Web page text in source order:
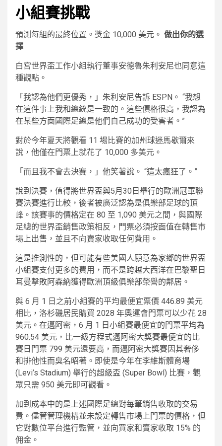
小組賽挑戰
預測每組的最終位置。獎金 10,000 美元。 做出你的選
擇
白宮世界盃工作小組執行董事安德魯朱利安尼也同意這
種觀點。
「我認為他們更優秀，」朱利安尼告訴 ESPN。 “我想
在這件事上我和總統是一致的。這些價格很高，我認為
在某些方面國際足總是他們自己成功的受害者。”
對於今年夏天將觀看 11 場比賽的加州球迷馬歇爾來
說，他僅在門票上就花了 10,000 多美元。
「而且我不會去決賽，」他笑著說。 “這太瘋狂了。”
說到決賽，值得將世界盃與5月30日舉行的歐洲冠軍聯
賽決賽進行比較，後者被廣泛認為是俱樂部足球的頂
峰。該賽事的價格定在 80 至 1,090 美元之間，與國際
足總的世界盃銷售政策相反，門票必須按面值在轉售市
場上出售，並且不向賣家收取任何費用。
這是推測性的，但可能有些美國人願意為家鄉的世界盃
小組賽支付更多的費用，而不是跨越大西洋在巴黎聖日
耳曼擊敗阿森納獲得歐洲頂級俱樂部榮譽的鄰居。
與 6 月 1 日之前小組賽的平均最便宜票價 446.89 美元
相比，洛杉磯居民購買 2028 年奧運會門票可以少花 28
美元。在邁阿密，6 月 1 日小組賽最便宜的門票平均為
960.54 美元，比一級方程式邁阿密大獎賽最便宜的比
賽日門票 799 美元還要高，而邁阿密大獎賽因其奢侈
和排他性而臭名昭著。即使是今年在李維斯體育場
(Levi’s Stadium) 舉行的超級盃 (Super Bowl) 比賽，觀
眾只需 950 美元即可觀看。
加到成本中的是上述國際足總對每筆銷售收取的交易
費。儘管管理機構並未設定轉售市場上門票的價格，但
它對數位平台進行監管，並向買家和賣家收取 15% 的
佣金。